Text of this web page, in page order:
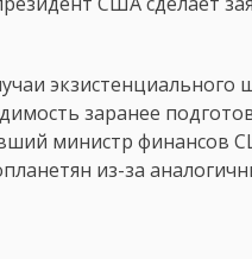
экзистенциального
заранее
министр финансов
из-за